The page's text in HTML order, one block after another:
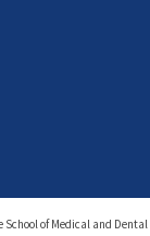
of Medical and Dental